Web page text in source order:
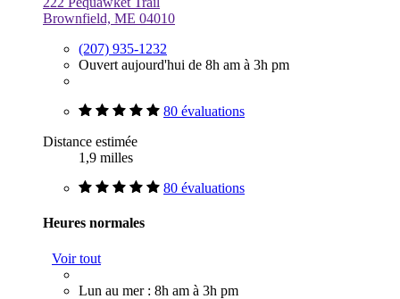
Brownfield, ME 04010
(207) 935-1232
Ouvert aujourd'hui de 8h am à 3h pm
80 évaluations
Distance estimée
1,9 milles
80 évaluations
Heures normales
Voir tout
Lun au mer : 8h am à 3h pm